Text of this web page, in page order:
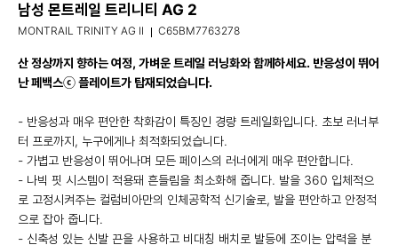
남성 몬트레일 트리니티 AG 2
MONTRAIL TRINITY AG II C65BM7763278
산 정상까지 향하는 여정, 가벼운 트레일 러닝화와 함께하세요. 반응성이 뛰어
난 페백스ⓒ 플레이트가 탑재되었습니다.
- 반응성과 매우 편안한 착화감이 특징인 경량 트레일화입니다. 초보 러너부
터 프로까지, 누구에게나 최적화되었습니다.
- 가볍고 반응성이 뛰어나며 모든 페이스의 러너에게 매우 편안합니다.
- 나빅 핏 시스템이 적용돼 흔들림을 최소화해 줍니다. 발을 360 입체적으
로 고정시켜주는 컬럼비아만의 인체공학적 신기술로, 발을 편안하고 안정적
으로 잡아 줍니다.
- 신축성 있는 신발 끈을 사용하고 비대칭 배치로 발등에 조이는 압력을 분